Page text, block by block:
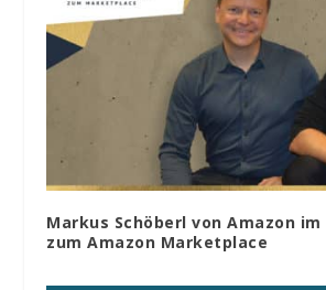
Markus Schöberl von Amazon
zum Amazon Marketplace